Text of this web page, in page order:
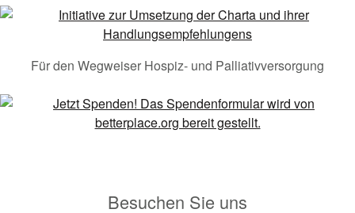
Für den Wegweiser Hospiz- und Palliativversorgung
Besuchen Sie uns